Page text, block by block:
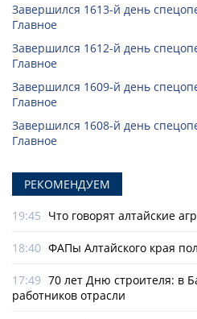
Завершился 1613-й день
Главное
Завершился 1612-й день
Главное
Завершился 1609-й день
Главное
Завершился 1608-й день
Главное
РЕКОМЕНДУЕМ
19:45 Что говорят алтайские
18:40 ФАПы Алтайского края
17:49 70 лет Дню строителя: в
работников отрасли